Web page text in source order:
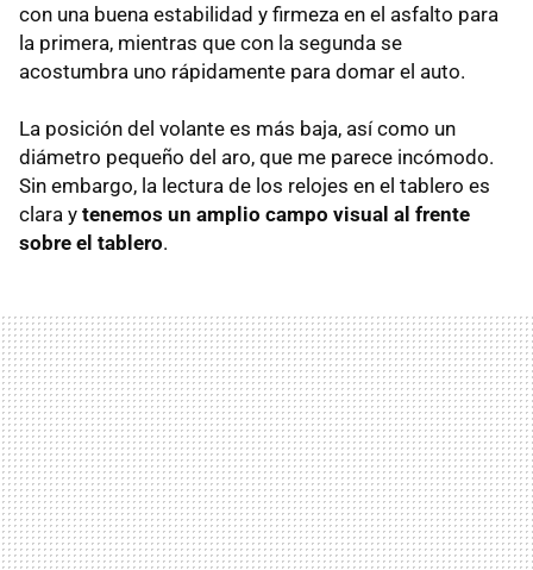
con una buena estabilidad y firmeza en el asfalto para
la primera, mientras que con la segunda se
acostumbra uno rápidamente para domar el auto.
La posición del volante es más baja, así como un
diámetro pequeño del aro, que me parece incómodo.
Sin embargo, la lectura de los relojes en el tablero es
clara y tenemos un amplio campo visual al frente
sobre el tablero.